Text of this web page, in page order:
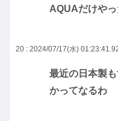
AQUAだけや
20 : 2024/07/17(水)
最近の日本製
かってなるわ